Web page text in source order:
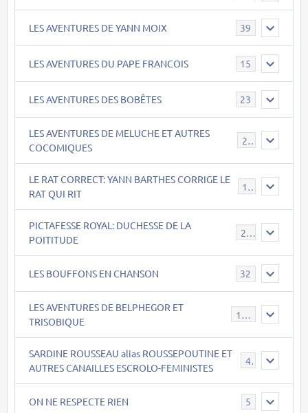
LES AVENTURES DE YANN MOIX 39
LES AVENTURES DU PAPE FRANCOIS 15
LES AVENTURES DES BOBÊTES 23
LES AVENTURES DE MELUCHE ET AUTRES
COCOMIQUES
22
LE RAT CORRECT: YANN BARTHES CORRIGE LE
RAT QUI RIT
15
PICTAFESSE ROYAL: DUCHESSE DE LA
POITITUDE
23
LES BOUFFONS EN CHANSON 32
LES AVENTURES DE BELPHEGOR ET
TRISOBIQUE
147
SARDINE ROUSSEAU alias ROUSSEPOUTINE ET
AUTRES CANAILLES ESCROLO-FEMINISTES
40
ON NE RESPECTE RIEN 5